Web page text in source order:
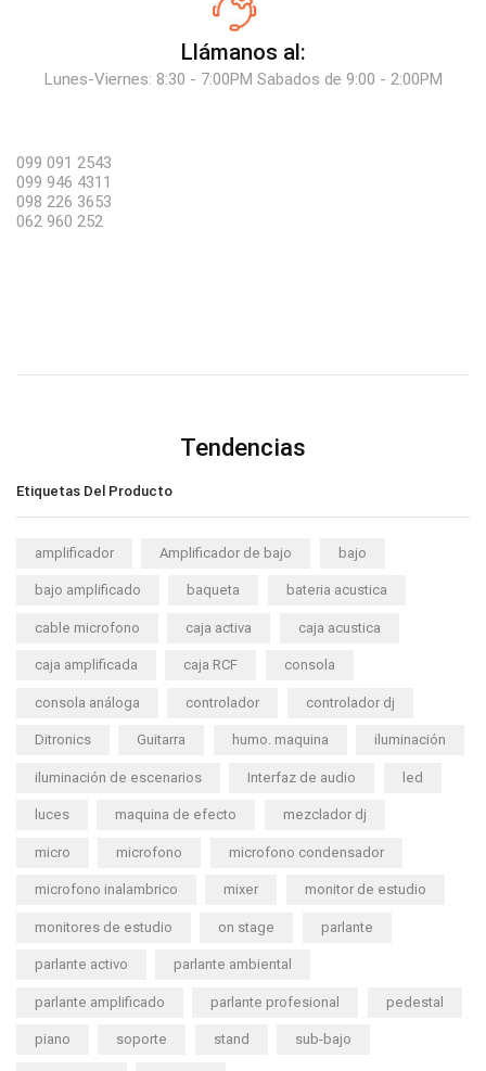
Llámanos al:
Lunes-Viernes: 8:30 - 7:00PM Sabados de 9:00 - 2:00PM
099 091 2543
099 946 4311
098 226 3653
062 960 252
Tendencias
Etiquetas Del Producto
amplificador Amplificador de bajo bajo
bajo amplificado baqueta bateria acustica
cable microfono caja activa caja acustica
caja amplificada caja RCF consola
consola análoga controlador controlador dj
Ditronics Guitarra humo. maquina iluminación
iluminación de escenarios Interfaz de audio led
luces maquina de efecto mezclador dj
micro microfono microfono condensador
microfono inalambrico mixer monitor de estudio
monitores de estudio on stage parlante
parlante activo parlante ambiental
parlante amplificado parlante profesional pedestal
piano soporte stand sub-bajo